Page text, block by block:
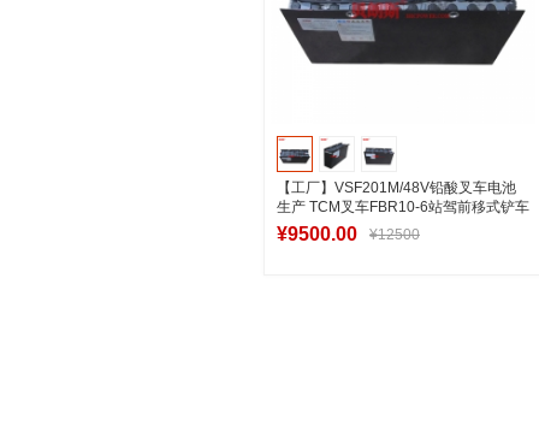
【工厂】VSF201M/48V铅酸叉车电池
生产 TCM叉车FBR10-6站驾前移式铲车
电池201Ah
¥9500.00 ¥12500